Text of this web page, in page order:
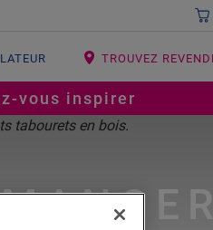
TROUVEZ
vous inspirer